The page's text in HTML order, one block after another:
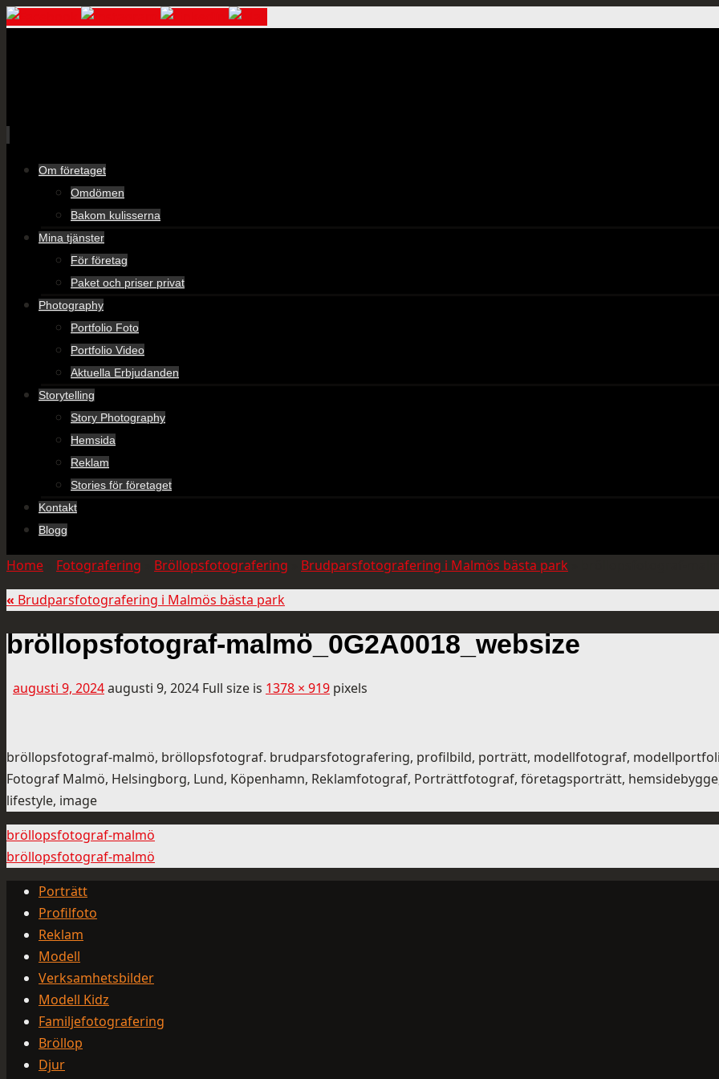
Skip
Om företaget
Omdömen
Bakom kulisserna
Mina tjänster
För företag
Paket och priser privat
Photography
Portfolio Foto
Portfolio Video
Aktuella Erbjudanden
Storytelling
Story Photography
Hemsida
Reklam
Stories för företaget
Kontakt
Blogg
Home Fotografering Bröllopsfotografering Brudparsfotografering i Malmös bästa park
« Brudparsfotografering i Malmös bästa park
bröllopsfotograf-malmö_0G2A0018_websize
augusti 9, 2024augusti 9, 2024 Full size is 1378 × 919 pixels
bröllopsfotograf-malmö, bröllopsfotograf. brudparsfotografering, profilbild, porträtt, modellfotograf,
Fotograf Malmö, Helsingborg, Lund, Köpenhamn, Reklamfotograf, Porträttfotograf, företagsporträtt,
lifestyle, image
bröllopsfotograf-malmö
bröllopsfotograf-malmö
Porträtt
Profilfoto
Reklam
Modell
Verksamhetsbilder
Modell Kidz
Familjefotografering
Bröllop
Djur